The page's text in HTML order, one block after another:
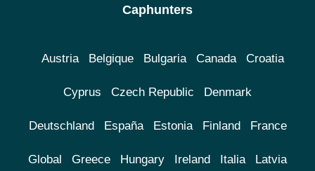
Caphunters
Austria Belgique Bulgaria Canada Croatia
Cyprus Czech Republic Denmark
Deutschland España Estonia Finland France
Global Greece Hungary Ireland Italia Latvia